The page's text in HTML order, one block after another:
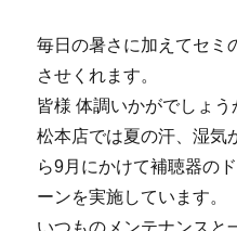
毎日の暑さに加えてセミ
させくれます。
皆様 体調いかがでしょう
松本店では夏の汗、湿気
ら9月にかけて補聴器の
ーンを実施しています。
いつものメンテナンスと